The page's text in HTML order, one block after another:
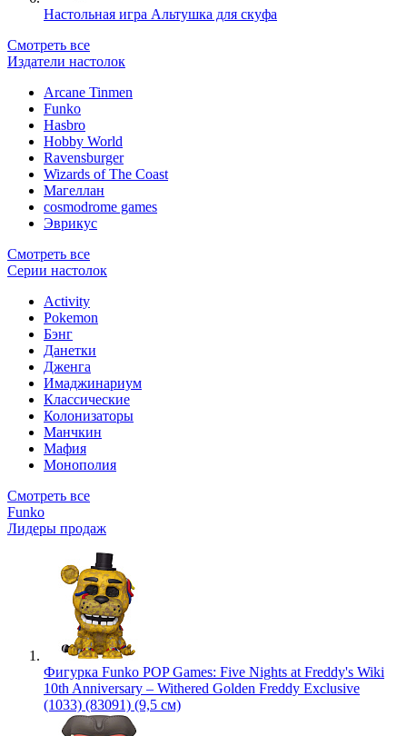
Настольная игра Альтушка для скуфа
Смотреть все
Издатели настолок
Arcane Tinmen
Funko
Hasbro
Hobby World
Ravensburger
Wizards of The Coast
Магеллан
сosmodrome games
Эврикус
Смотреть все
Серии настолок
Activity
Pokemon
Бэнг
Данетки
Дженга
Имаджинариум
Классические
Колонизаторы
Манчкин
Мафия
Монополия
Смотреть все
Funko
Лидеры продаж
Фигурка Funko POP Games: Five Nights at Freddy's Wiki
10th Anniversary – Withered Golden Freddy Exclusive
(1033) (83091) (9,5 см)